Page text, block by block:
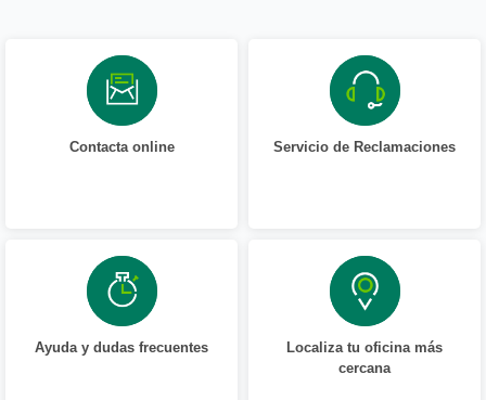
Contacta online Servicio de Reclamaciones
Ayuda y dudas frecuentes
Localiza tu oficina más
cercana